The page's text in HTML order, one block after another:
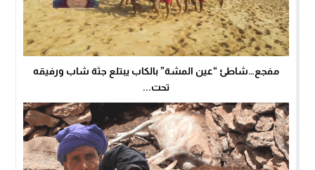
مفجع…شاطئ “عين المشة” بالكاب يبتلع جثة شاب ورفيقه
تحت...